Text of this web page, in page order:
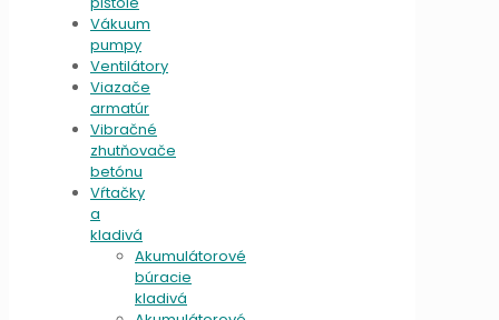
Vákuum
pumpy
Ventilátory
Viazače
armatúr
Vibračné
zhutňovače
betónu
Vŕtačky
a
kladivá
Akumulátorové
búracie
kladivá